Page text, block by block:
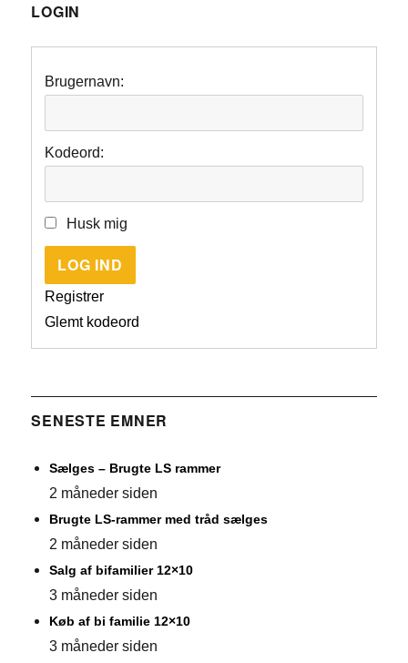
LOGIN
Brugernavn:
Kodeord:
Husk mig
LOG IND
Registrer
Glemt kodeord
SENESTE EMNER
Sælges – Brugte LS rammer
2 måneder siden
Brugte LS-rammer med tråd sælges
2 måneder siden
Salg af bifamilier 12×10
3 måneder siden
Køb af bi familie 12×10
3 måneder siden